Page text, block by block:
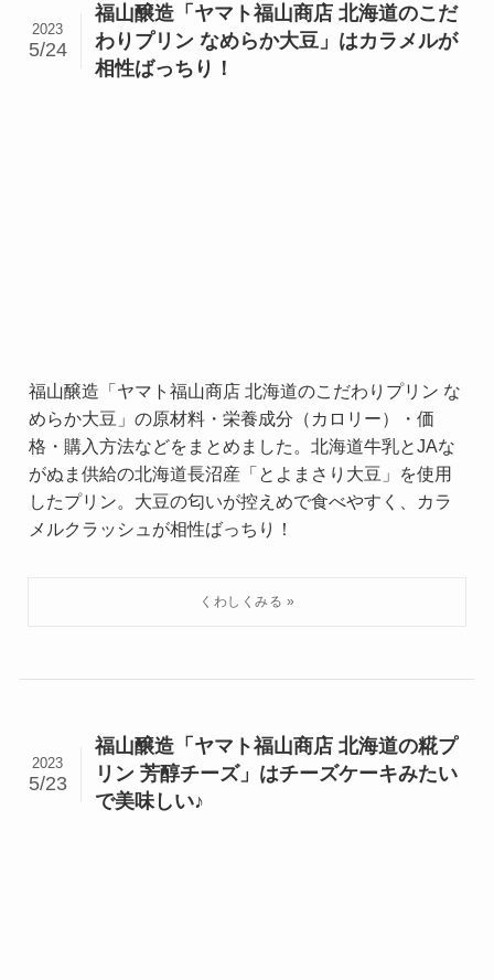
福山醸造「ヤマト福山商店 北海道のこだ
わりプリン なめらか大豆」はカラメルが
相性ばっちり！
2023
5/24
福山醸造「ヤマト福山商店 北海道のこだわりプリン な
めらか大豆」の原材料・栄養成分（カロリー）・価
格・購入方法などをまとめました。北海道牛乳とJAな
がぬま供給の北海道長沼産「とよまさり大豆」を使用
したプリン。大豆の匂いが控えめで食べやすく、カラ
メルクラッシュが相性ばっちり！
福山醸造「ヤマト福山商店 北海道の糀プ
リン 芳醇チーズ」はチーズケーキみたい
で美味しい♪
2023
5/23